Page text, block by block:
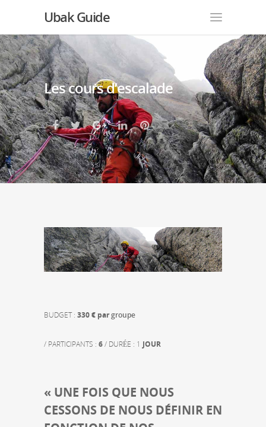
Ubak Guide
Les cours d’escalade
BUDGET : 330 € pargroupe
/ PARTICIPANTS : 6/ DURÉE : 1 JOUR
« UNE FOIS QUE NOUS
CESSONS DE NOUS DÉFINIR EN